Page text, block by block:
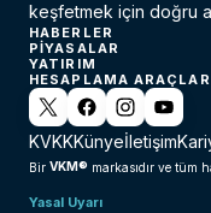
keşfetmek için doğru
HABERLER
PIYASALAR
YATIRIM
HESAPLAMA
KVKKKünyeİletişim
Bir VKM® markasıdır ve tüm
Yasal Uyarı